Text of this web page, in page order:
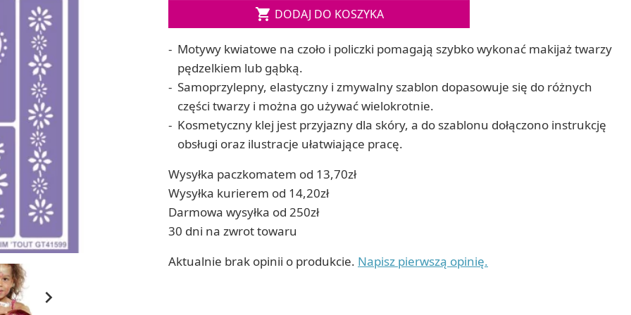
ręcznych
Dodatki: barwniki i zapachy
RZEŹBA, GLINY I ODLEWY
Lepienie i rzeźbienie
Odlewy dekoracyjne
Tworzenie z gliny polimerowej
Modelowanie dla dzieci
Cyjanotypia
Akcesoria i narzędzia do cyjanotypii
Techniki artystyczne – eksperymentalne
Zestawy doświadczalne i naukowe
Malowanie piaskiem (Sablimage)
Wydrapywanki
Techniki mozaikowe i wyklejanki

 DODAJ DO KOSZYKA
Motywy kwiatowe na czoło i policzki pomagają szybko wykonać makijaż twarzy
pędzelkiem lub gąbką.
Samoprzylepny, elastyczny i zmywalny szablon dopasowuje się do różnych
części twarzy i można go używać wielokrotnie.
Kosmetyczny klej jest przyjazny dla skóry, a do szablonu dołączono instrukcję
obsługi oraz ilustracje ułatwiające pracę.
Wysyłka paczkomatem od 13,70zł
Wysyłka kurierem od 14,20zł
Darmowa wysyłka od 250zł
30 dni na zwrot towaru
Aktualnie brak opinii o produkcie. Napisz pierwszą opinię.